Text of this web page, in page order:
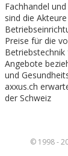
Fachhandel
sind die
Preise für die
Angebote
und
axxus.ch
der Schweiz
© 1998 -